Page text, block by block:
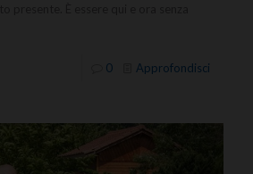
0 Approfondisci